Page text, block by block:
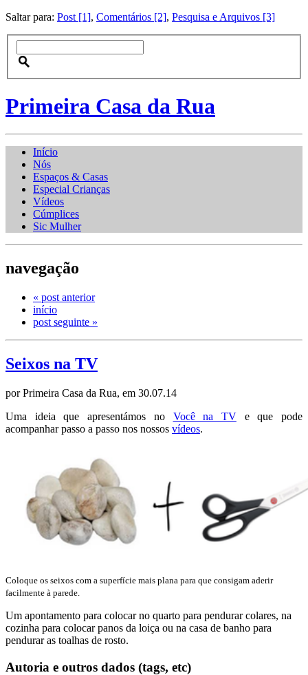
Saltar para: Post [1], Comentários [2], Pesquisa e Arquivos [3]
Primeira Casa da Rua
Início
Nós
Espaços & Casas
Especial Crianças
Vídeos
Cúmplices
Sic Mulher
navegação
« post anterior
início
post seguinte »
Seixos na TV
por Primeira Casa da Rua, em 30.07.14
Uma ideia que apresentámos no Você na TVe que pode
acompanhar passo a passo nos nossos vídeos.
Coloque os seixos com a superfície mais plana para que consigam aderir
facilmente à parede.
Um apontamento para colocar no quarto para pendurar colares, na
cozinha para colocar panos da loiça ou na casa de banho para
pendurar as toalhas de rosto.
Autoria e outros dados (tags, etc)